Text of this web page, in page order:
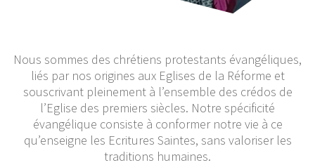
Nous sommes des chrétiens protestants évangéliques,
liés par nos origines aux Eglises de la Réforme et
souscrivant pleinement à l’ensemble des crédos de
l’Eglise des premiers siècles. Notre spécificité
évangélique consiste à conformer notre vie à ce
qu’enseigne les Ecritures Saintes, sans valoriser les
traditions humaines.